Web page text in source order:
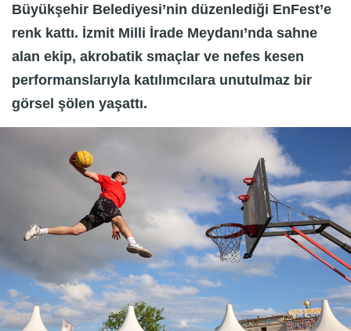
Büyükşehir Belediyesi’nin düzenlediği EnFest’e
renk kattı. İzmit Milli İrade Meydanı’nda sahne
alan ekip, akrobatik smaçlar ve nefes kesen
performanslarıyla katılımcılara unutulmaz bir
görsel şölen yaşattı.